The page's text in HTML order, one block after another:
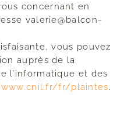
concernant en
valerie@balcon-
vous pouvez
auprès de la
l’informatique et des
fr/plaintes.